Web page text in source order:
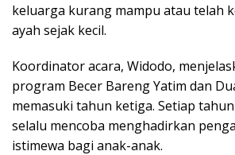
keluarga kurang mampu atau telah
ayah sejak kecil.
Koordinator acara, Widodo,
program Becer Bareng Yatim dan
memasuki tahun ketiga. Setiap
selalu mencoba menghadirkan
istimewa bagi anak-anak.